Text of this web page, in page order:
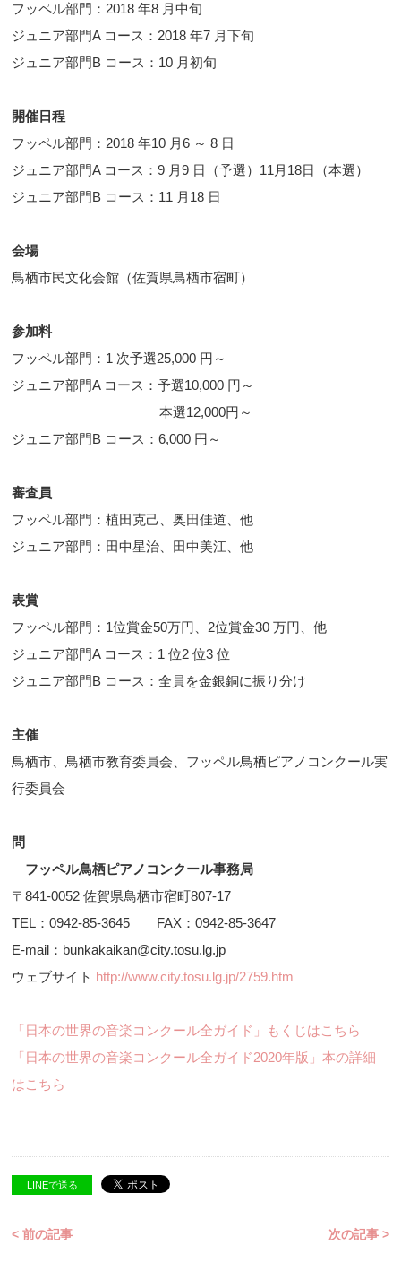
フッペル部門：2018 年8 月中旬
ジュニア部門A コース：2018 年7 月下旬
ジュニア部門B コース：10 月初旬
開催日程
フッペル部門：2018 年10 月6 ～ 8 日
ジュニア部門A コース：9 月9 日（予選）11月18日（本選）
ジュニア部門B コース：11 月18 日
会場
鳥栖市民文化会館（佐賀県鳥栖市宿町）
参加料
フッペル部門：1 次予選25,000 円～
ジュニア部門A コース：予選10,000 円～
本選12,000円～
ジュニア部門B コース：6,000 円～
審査員
フッペル部門：植田克己、奥田佳道、他
ジュニア部門：田中星治、田中美江、他
表賞
フッペル部門：1位賞金50万円、2位賞金30 万円、他
ジュニア部門A コース：1 位2 位3 位
ジュニア部門B コース：全員を金銀銅に振り分け
主催
鳥栖市、鳥栖市教育委員会、フッペル鳥栖ピアノコンクール実
行委員会
問
フッペル鳥栖ピアノコンクール事務局
〒841-0052 佐賀県鳥栖市宿町807-17
TEL：0942-85-3645 FAX：0942-85-3647
E-mail：bunkakaikan@city.tosu.lg.jp
ウェブサイト http://www.city.tosu.lg.jp/2759.htm
「日本の世界の音楽コンクール全ガイド」もくじはこちら
「日本の世界の音楽コンクール全ガイド2020年版」本の詳細
はこちら
LINEで送る
< 前の記事 次の記事 >